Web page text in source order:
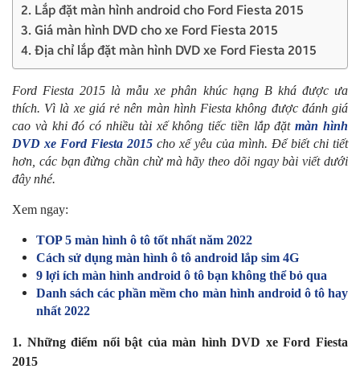
2. Lắp đặt màn hình android cho Ford Fiesta 2015
3. Giá màn hình DVD cho xe Ford Fiesta 2015
4. Địa chỉ lắp đặt màn hình DVD xe Ford Fiesta 2015
Ford Fiesta 2015 là mẫu xe phân khúc hạng B khá được ưa
thích. Vì là xe giá rẻ nên màn hình Fiesta không được đánh giá
cao và khi đó có nhiều tài xế không tiếc tiền lắp đặtmàn hình
DVD xe Ford Fiesta 2015 cho xế yêu của mình. Để biết chi tiết
hơn, các bạn đừng chần chừ mà hãy theo dõi ngay bài viết dưới
đây nhé.
Xem ngay:
TOP 5 màn hình ô tô tốt nhất năm 2022
Cách sử dụng màn hình ô tô android lắp sim 4G
9 lợi ích màn hình android ô tô bạn không thể bỏ qua
Danh sách các phần mềm cho màn hình android ô tô hay
nhất 2022
1. Những điểm nổi bật của màn hình DVD xe Ford Fiesta
2015